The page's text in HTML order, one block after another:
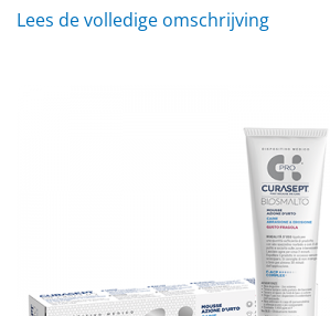
Lees de volledige omschrijving